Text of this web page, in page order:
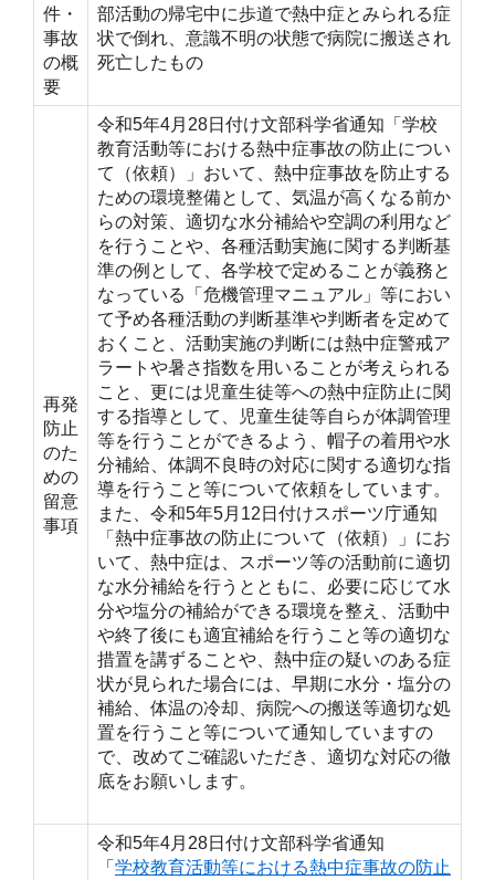
件・
事故
の概
要
部活動の帰宅中に歩道で熱中症とみられる症
状で倒れ、意識不明の状態で病院に搬送され
死亡したもの
再発
防止
のた
めの
留意
事項
令和5年4月28日付け文部科学省通知「学校
教育活動等における熱中症事故の防止につい
て（依頼）」おいて、熱中症事故を防止する
ための環境整備として、気温が高くなる前か
らの対策、適切な水分補給や空調の利用など
を行うことや、各種活動実施に関する判断基
準の例として、各学校で定めることが義務と
なっている「危機管理マニュアル」等におい
て予め各種活動の判断基準や判断者を定めて
おくこと、活動実施の判断には熱中症警戒ア
ラートや暑さ指数を用いることが考えられる
こと、更には児童生徒等への熱中症防止に関
する指導として、児童生徒等自らが体調管理
等を行うことができるよう、帽子の着用や水
分補給、体調不良時の対応に関する適切な指
導を行うこと等について依頼をしています。
また、令和5年5月12日付けスポーツ庁通知
「熱中症事故の防止について（依頼）」にお
いて、熱中症は、スポーツ等の活動前に適切
な水分補給を行うとともに、必要に応じて水
分や塩分の補給ができる環境を整え、活動中
や終了後にも適宜補給を行うこと等の適切な
措置を講ずることや、熱中症の疑いのある症
状が見られた場合には、早期に水分・塩分の
補給、体温の冷却、病院への搬送等適切な処
置を行うこと等について通知していますの
で、改めてご確認いただき、適切な対応の徹
底をお願いします。
令和5年4月28日付け文部科学省通知
「 学校教育活動等における熱中症事故の防止